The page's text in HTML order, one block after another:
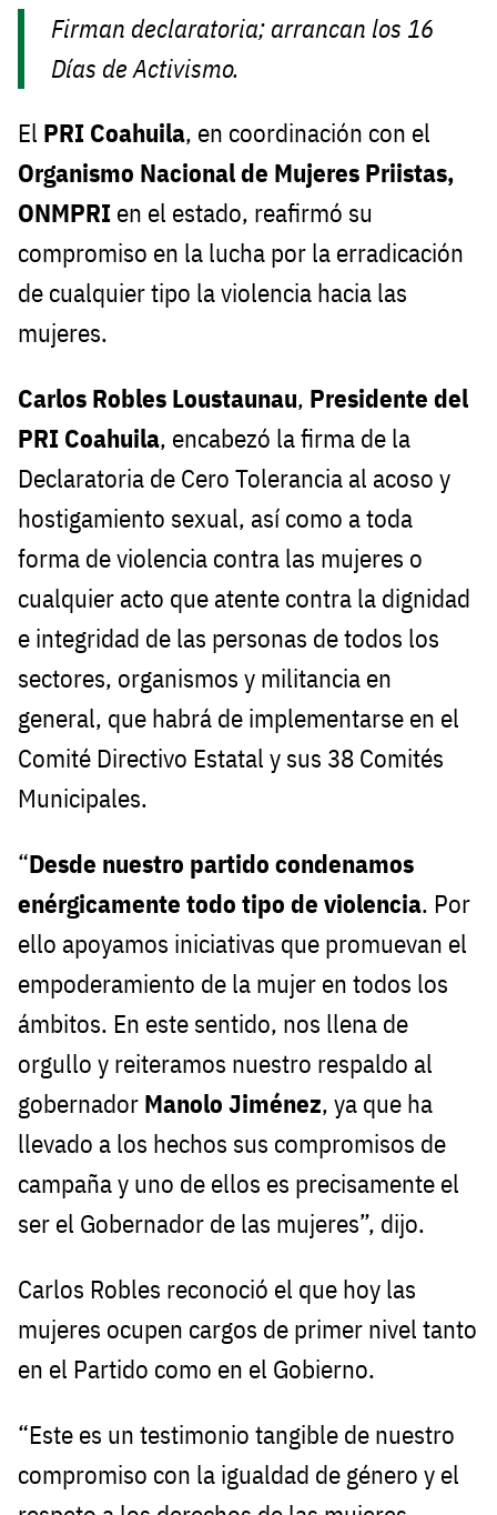
Firman declaratoria; arrancan los 16
Días de Activismo.
El PRI Coahuila, en coordinación con el
Organismo Nacional de Mujeres Priistas,
ONMPRI en el estado, reafirmó su
compromiso en la lucha por la erradicación
de cualquier tipo la violencia hacia las
mujeres.
Carlos Robles Loustaunau, Presidente del
PRI Coahuila, encabezó la firma de la
Declaratoria de Cero Tolerancia al acoso y
hostigamiento sexual, así como a toda
forma de violencia contra las mujeres o
cualquier acto que atente contra la dignidad
e integridad de las personas de todos los
sectores, organismos y militancia en
general, que habrá de implementarse en el
Comité Directivo Estatal y sus 38 Comités
Municipales.
“Desde nuestro partido condenamos
enérgicamente todo tipo de violencia. Por
ello apoyamos iniciativas que promuevan el
empoderamiento de la mujer en todos los
ámbitos. En este sentido, nos llena de
orgullo y reiteramos nuestro respaldo al
gobernador Manolo Jiménez, ya que ha
llevado a los hechos sus compromisos de
campaña y uno de ellos es precisamente el
ser el Gobernador de las mujeres”, dijo.
Carlos Robles reconoció el que hoy las
mujeres ocupen cargos de primer nivel tanto
en el Partido como en el Gobierno.
“Este es un testimonio tangible de nuestro
compromiso con la igualdad de género y el